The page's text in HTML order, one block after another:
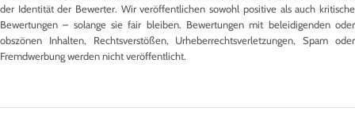
der Identität der Bewerter. Wir veröffentlichen sowohl positive als auch kritische
Bewertungen – solange sie fair bleiben. Bewertungen mit beleidigenden oder
obszönen Inhalten, Rechtsverstößen, Urheberrechtsverletzungen, Spam oder
Fremdwerbung werden nicht veröffentlicht.